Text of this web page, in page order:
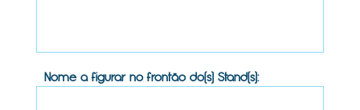
Nome a figurar no frontão do(s) Stand(s):